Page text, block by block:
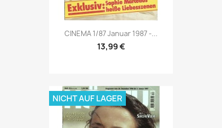
Vorschau
CINEMA 1/87 Januar 1987 -...
13,99 €
NICHT AUF LAGER